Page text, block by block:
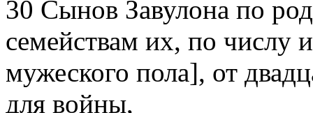
30 Сынов Завулона по
семействам их, по числу
мужеского пола], от
для войны,